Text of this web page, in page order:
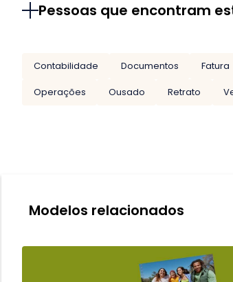
Pessoas que encontram
Contabilidade Documentos Fatura
Operações
Ousado Retrato
Modelos relacionados